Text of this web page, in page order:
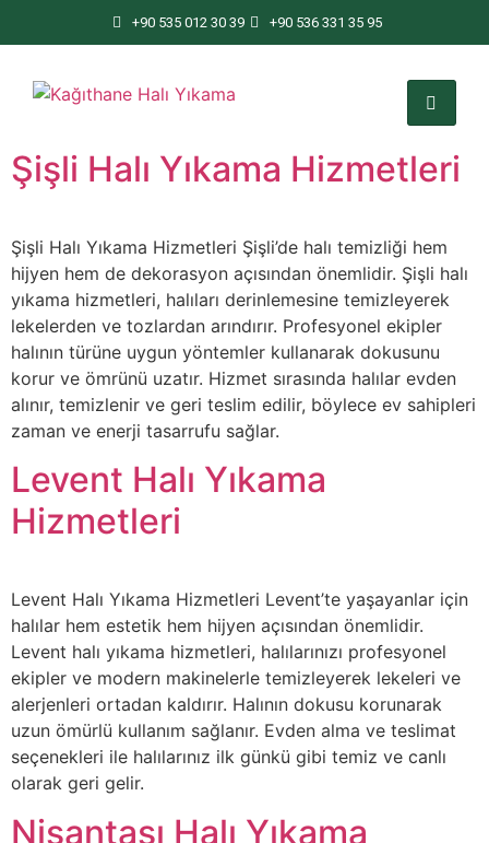
+90 535 012 30 39 +90 536 331 35 95
Şişli Halı Yıkama Hizmetleri
Şişli Halı Yıkama Hizmetleri Şişli’de halı temizliği hem
hijyen hem de dekorasyon açısından önemlidir. Şişli halı
yıkama hizmetleri, halıları derinlemesine temizleyerek
lekelerden ve tozlardan arındırır. Profesyonel ekipler
halının türüne uygun yöntemler kullanarak dokusunu
korur ve ömrünü uzatır. Hizmet sırasında halılar evden
alınır, temizlenir ve geri teslim edilir, böylece ev sahipleri
zaman ve enerji tasarrufu sağlar.
Levent Halı Yıkama
Hizmetleri
Levent Halı Yıkama Hizmetleri Levent’te yaşayanlar için
halılar hem estetik hem hijyen açısından önemlidir.
Levent halı yıkama hizmetleri, halılarınızı profesyonel
ekipler ve modern makinelerle temizleyerek lekeleri ve
alerjenleri ortadan kaldırır. Halının dokusu korunarak
uzun ömürlü kullanım sağlanır. Evden alma ve teslimat
seçenekleri ile halılarınız ilk günkü gibi temiz ve canlı
olarak geri gelir.
Nişantaşı Halı Yıkama